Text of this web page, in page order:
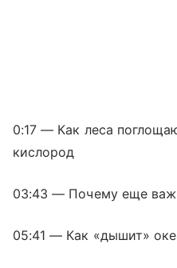
0:17 — Как леса
кислород
03:43 — Почему еще
05:41 — Как «дышит»